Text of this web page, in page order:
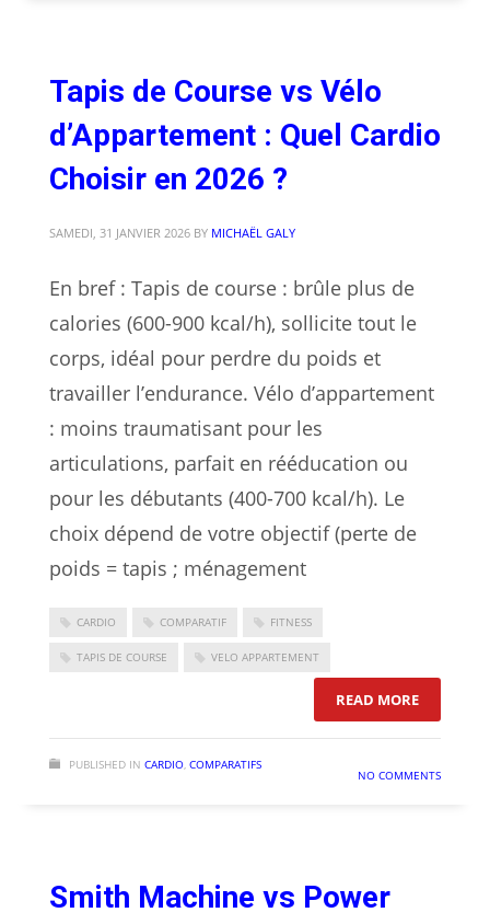
Tapis de Course vs Vélo
d’Appartement : Quel Cardio
Choisir en 2026 ?
SAMEDI, 31 JANVIER 2026 BY MICHAËL GALY
En bref : Tapis de course : brûle plus de
calories (600-900 kcal/h), sollicite tout le
corps, idéal pour perdre du poids et
travailler l’endurance. Vélo d’appartement
: moins traumatisant pour les
articulations, parfait en rééducation ou
pour les débutants (400-700 kcal/h). Le
choix dépend de votre objectif (perte de
poids = tapis ; ménagement
CARDIO COMPARATIF FITNESS
TAPIS DE COURSE VELO APPARTEMENT
READ MORE: TAPIS
PUBLISHED IN CARDIO, COMPARATIFS
NO COMMENTS
Smith Machine vs Power